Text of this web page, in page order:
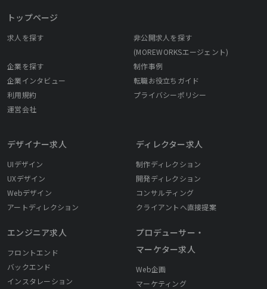
トップページ
求人を探す
非公開求人を探す
(MOREWORKSエージェント)
企業を探す
制作事例
企業インタビュー
転職お役立ちガイド
利用規約
プライバシーポリシー
運営会社
デザイナー求人
UIデザイン
UXデザイン
Webデザイン
アートディレクション
エンジニア求人
フロントエンド
バックエンド
インスタレーション
ディレクター求人
制作ディレクション
開発ディレクション
コンサルティング
クライアントへ直接提案
プロデューサー・
マーケター求人
Web企画
マーケティング